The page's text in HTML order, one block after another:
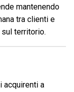
mantenendo
tra clienti e
sul territorio.
acquirenti a